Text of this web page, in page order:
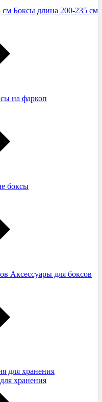
Боксы длина 200-235 см
на фаркоп
боксы
Аксессуары для боксов
хранения